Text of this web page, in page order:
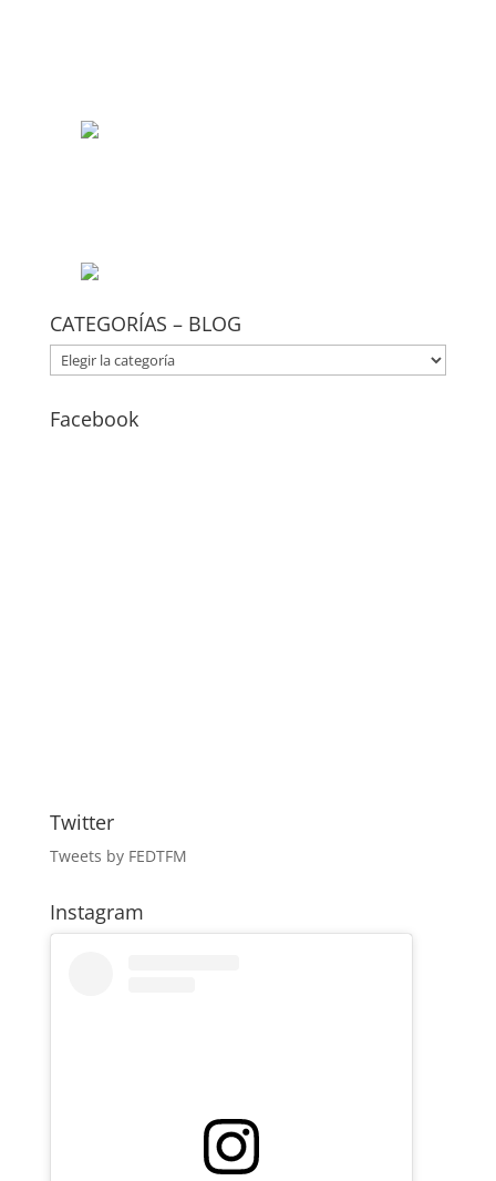
CATEGORÍAS – BLOG
CATEGORÍAS
–
Facebook
Twitter
Tweets by FEDTFM
Instagram